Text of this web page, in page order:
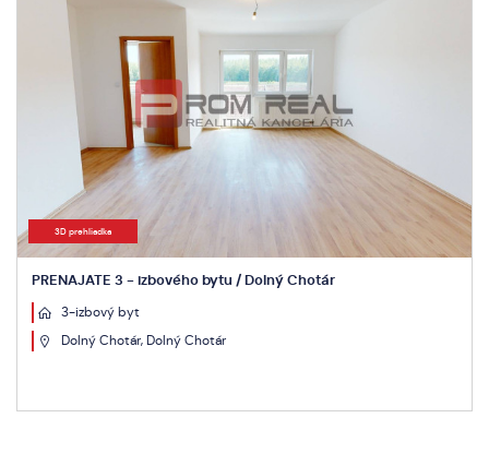
3D prehliadka
PRENAJATE 3 - izbového bytu / Dolný Chotár
3-izbový byt
Dolný Chotár, Dolný Chotár